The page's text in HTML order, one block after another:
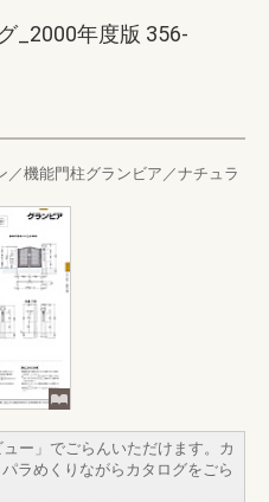
_2000年度版 356-
機能門柱グランビア／ナチュラ
ー」でごらんいただけます。カ
ラめくりながらカタログをごら